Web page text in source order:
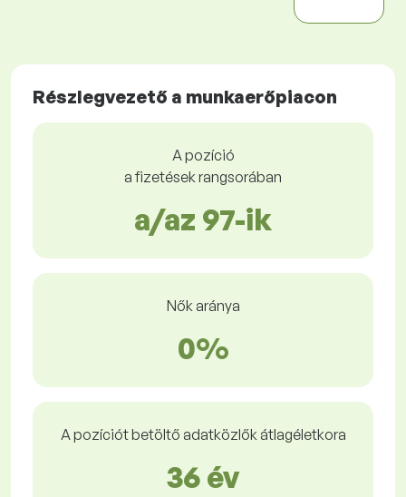
Részlegvezető a munkaerőpiacon
A pozíció
a fizetések rangsorában
a/az 97-ik
Nők aránya
0%
A pozíciót betöltő adatközlők átlagéletkora
36 év